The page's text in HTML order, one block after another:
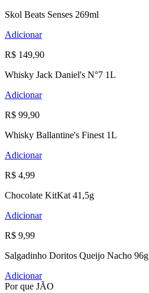
Skol Beats Senses 269ml
Adicionar
R$ 149,90
Whisky Jack Daniel's N°7 1L
Adicionar
R$ 99,90
Whisky Ballantine's Finest 1L
Adicionar
R$ 4,99
Chocolate KitKat 41,5g
Adicionar
R$ 9,99
Salgadinho Doritos Queijo Nacho 96g
Adicionar
Por que JÃO